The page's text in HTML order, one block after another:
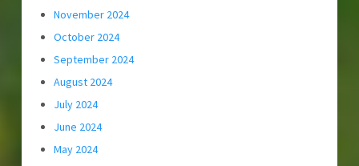
November 2024
October 2024
September 2024
August 2024
July 2024
June 2024
May 2024